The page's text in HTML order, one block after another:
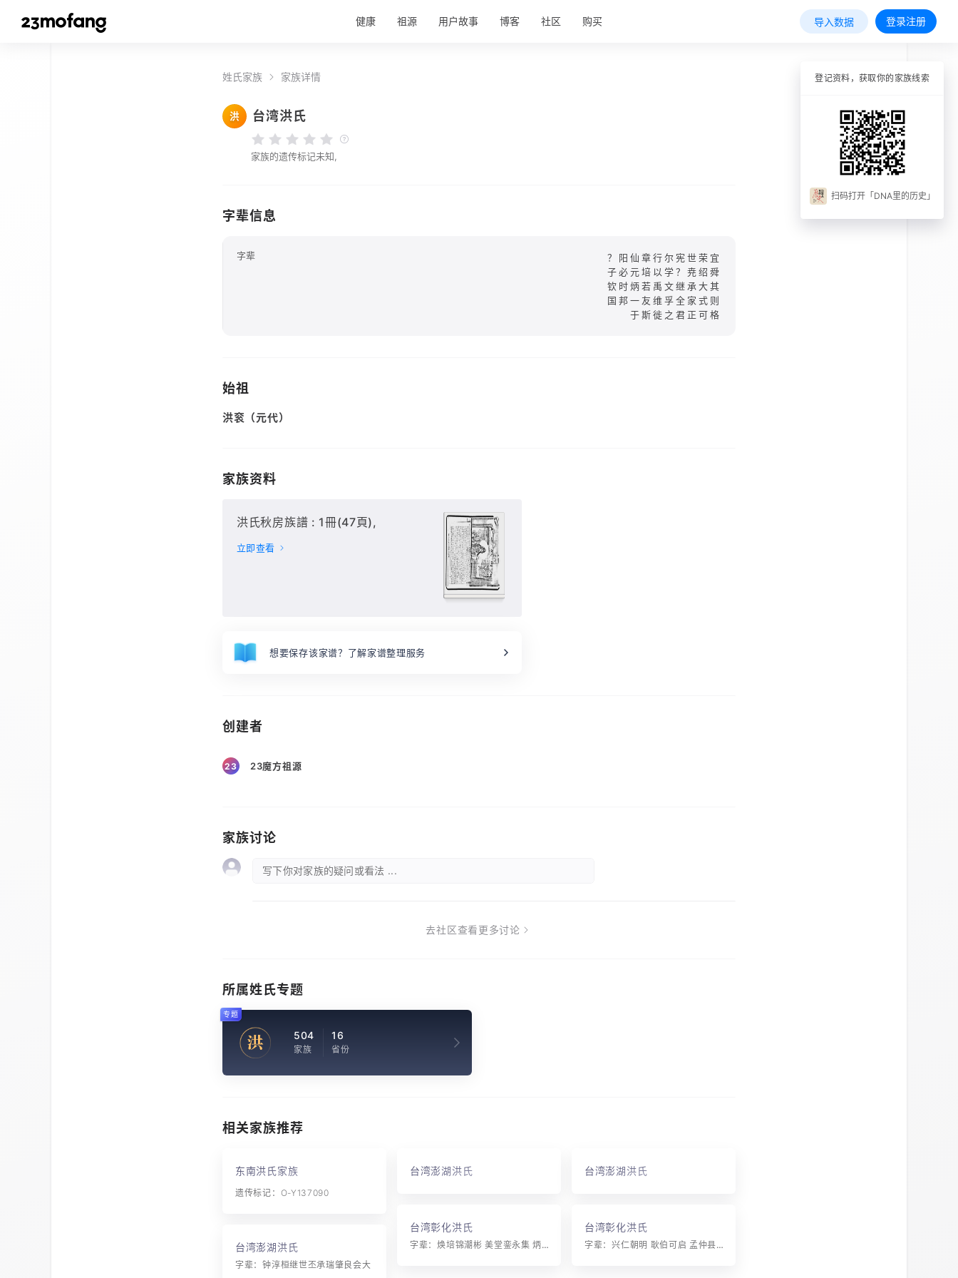
健康 祖源 用户故事 博客 社区 购买 导入数据 登录注册
姓氏家族 家族详情
洪 台湾洪氏
家族的遗传标记未知,
字辈信息
字辈
？阳仙章行尔宪世荣宜
子必元培以学？尭绍舜
钦时炳若禹文继承大其
国邦一友维孚全家式则
于斯徙之君正可格
始祖
洪衮（元代）
家族资料
洪氏秋房族譜 : 1冊(47頁),
立即查看
想要保存该家谱？了解家谱整理服务
创建者
23 23魔方祖源
家族讨论
写下你对家族的疑问或看法 ...
去社区查看更多讨论
所属姓氏专题
洪 504
家族
16
省份
专题
相关家族推荐
东南洪氏家族
遗传标记：O-Y137090
台湾澎湖洪氏 台湾澎湖洪氏
台湾澎湖洪氏
字辈：钟淳桓继世丕承瑞肇良会大
台湾彰化洪氏
字辈：焕培锦潮彬 美堂銮永集 炳垣铭江楷 火在鉴泉荣
台湾彰化洪氏
字辈：兴仁朝明 耿伯可启 孟仲县季 和龙致祥 惟孝及友 奕世其昌
登记资料，获取你的家族线索
扫码打开「DNA里的历史」